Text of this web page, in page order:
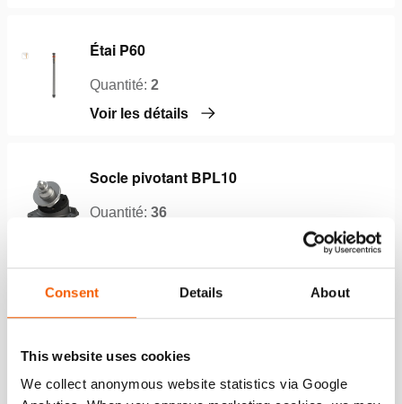
Consent Details About
This website uses cookies
We collect anonymous website statistics via Google
Étai P60
Quantité: 2
Voir les détails
Socle pivotant BPL10
Quantité: 36
Marteau d’étayage RS15